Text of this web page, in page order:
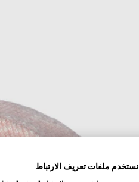
نستخدم ملفات تعريف الارتباط